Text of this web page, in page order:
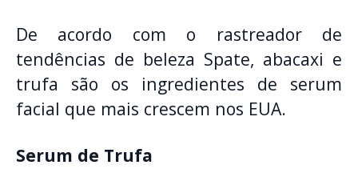
De acordo com o rastreador de
tendências de beleza Spate, abacaxi e
trufa são os ingredientes de serum
facial que mais crescem nos EUA.
Serum de Trufa